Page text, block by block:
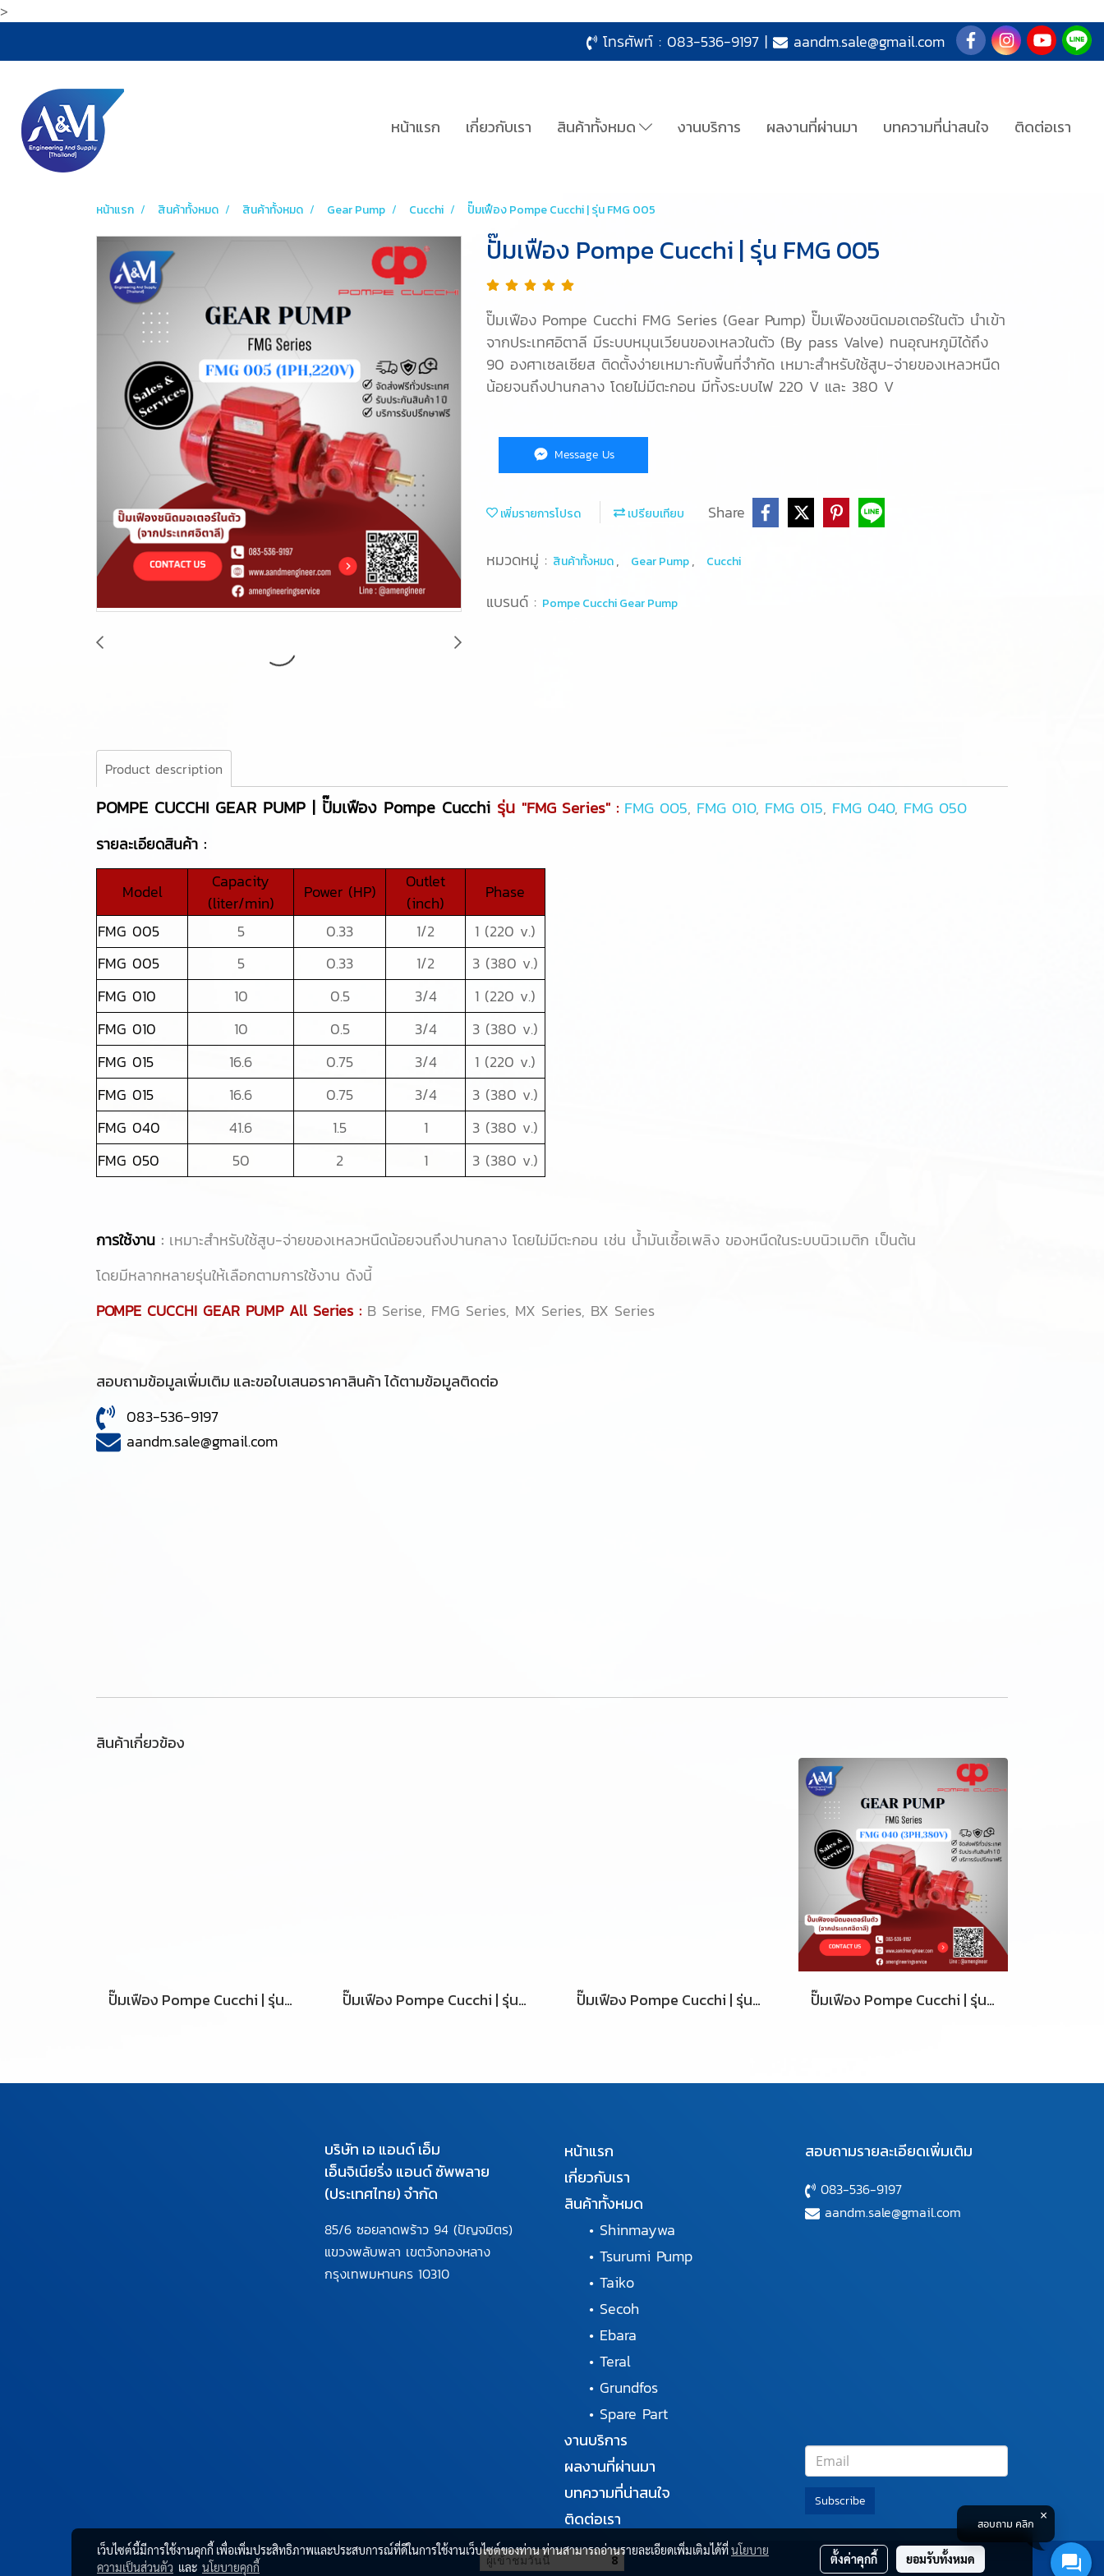
>
โทรศัพท์ : 083-536-9197 | aandm.sale@gmail.com
หน้าแรก เกี่ยวกับเรา สินค้าทั้งหมด งานบริการ ผลงานที่ผ่านมา บทความที่น่าสนใจ ติดต่อเรา
หน้าแรก สินค้าทั้งหมด สินค้าทั้งหมด Gear Pump Cucchi ปั๊มเฟือง Pompe Cucchi | รุ่น FMG 005
ปั๊มเฟือง Pompe Cucchi | รุ่น FMG 005
ปั๊มเฟือง Pompe Cucchi FMG Series (Gear Pump) ปั๊มเฟืองชนิดมอเตอร์ในตัว นำเข้า
จากประเทศอิตาลี มีระบบหมุนเวียนของเหลวในตัว (By pass Valve) ทนอุณหภูมิได้ถึง
90 องศาเซลเซียส ติดตั้งง่ายเหมาะกับพื้นที่จำกัด เหมาะสำหรับใช้สูบ-จ่ายของเหลวหนืด
น้อยจนถึงปานกลาง โดยไม่มีตะกอน มีทั้งระบบไฟ 220 V และ 380 V
Message Us
เพิ่มรายการโปรด เปรียบเทียบ Share
หมวดหมู่ : สินค้าทั้งหมด, Gear Pump, Cucchi
แบรนด์ : Pompe Cucchi Gear Pump
Product description
POMPE CUCCHI GEAR PUMP | ปั๊มเฟือง Pompe Cucchi รุ่น "FMG Series" : FMG 005, FMG 010, FMG 015, FMG 040, FMG 050
รายละเอียดสินค้า :
Model
Capacity
(liter/min)
Power (HP)
Outlet
(inch)
Phase
FMG 005
5 0.33 1/2
1 (220 v.)
FMG 005
5 0.33 1/2
3 (380 v.)
FMG 010
10 0.5 3/4
1 (220 v.)
FMG 010
10 0.5 3/4
3 (380 v.)
FMG 015
16.6 0.75 3/4
1 (220 v.)
FMG 015
16.6 0.75 3/4
3 (380 v.)
FMG 040
41.6 1.5 1
3 (380 v.)
FMG 050
50 2 1 3 (380 v.)
การใช้งาน : เหมาะสำหรับใช้สูบ-จ่ายของเหลวหนืดน้อยจนถึงปานกลาง โดยไม่มีตะกอน เช่น น้ำมันเชื้อเพลิง ของหนืดในระบบนิวเมติก เป็นต้น
โดยมีหลากหลายรุ่นให้เลือกตามการใช้งาน ดังนี้
POMPE CUCCHI GEAR PUMP All Series : B Serise, FMG Series, MX Series, BX Series
สอบถามข้อมูลเพิ่มเติม และขอใบเสนอราคาสินค้า ได้ตามข้อมูลติดต่อ
083-536-9197
aandm.sale@gmail.com
สินค้าเกี่ยวข้อง
ปั๊มเฟือง Pompe Cucchi | รุ่น BG 600 ปั๊มเฟือง Pompe Cucchi | รุ่น FMG 010 ปั๊มเฟือง Pompe Cucchi | รุ่น FMG 015 ปั๊มเฟือง Pompe Cucchi | รุ่น FMG 040
บริษัท เอ แอนด์ เอ็ม
เอ็นจิเนียริ่ง แอนด์ ซัพพลาย
(ประเทศไทย) จำกัด
85/6 ซอยลาดพร้าว 94 (ปัญจมิตร)
แขวงพลับพลา เขตวังทองหลาง
กรุงเทพมหานคร 10310
หน้าแรก
เกี่ยวกับเรา
สินค้าทั้งหมด
• Shinmaywa
• Tsurumi Pump
• Taiko
• Secoh
• Ebara
• Teral
• Grundfos
• Spare Part
งานบริการ
ผลงานที่ผ่านมา
บทความที่น่าสนใจ
ติดต่อเรา
สอบถามรายละเอียดเพิ่มเติม
083-536-9197
aandm.sale@gmail.com
Subscribe
ผู้เข้าชมวันนี้ 8
เว็บไซต์นี้มีการใช้งานคุกกี้ เพื่อเพิ่มประสิทธิภาพและประสบการณ์ที่ดีในการใช้งานเว็บไซต์ของท่าน ท่านสามารถอ่านรายละเอียดเพิ่มเติมได้ที่นโยบาย
ความเป็นส่วนตัว และ นโยบายคุกกี้
ตั้งค่าคุกกี้ ยอมรับทั้งหมด
สอบถาม คลิก